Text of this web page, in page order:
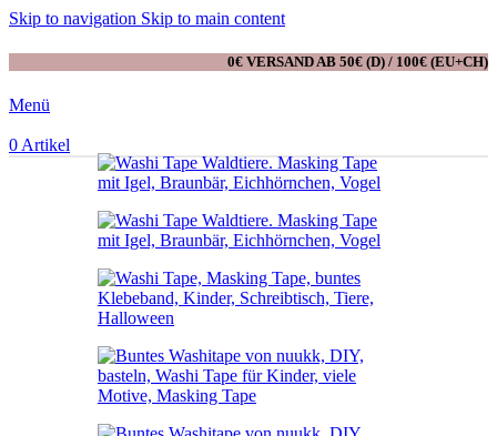
Skip to navigation Skip to main content
0€ VERSAND AB 50€ (D) / 100€ (EU+CH)
Menü
0 Artikel